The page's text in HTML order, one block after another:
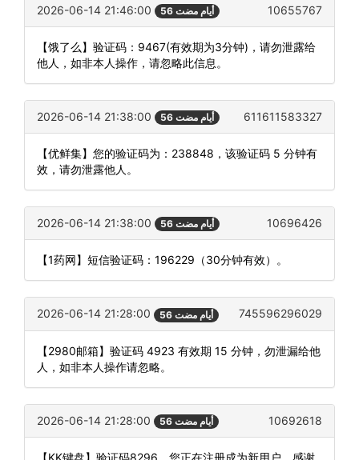
2026-06-14 21:46:00 56 أيام مضت 10655767
【饿了么】验证码：9467(有效期为3分钟)，请勿泄露给
他人，如非本人操作，请忽略此信息。
2026-06-14 21:38:00 56 أيام مضت 611611583327
【优鲜集】您的验证码为：238848，该验证码 5 分钟有
效，请勿泄露他人。
2026-06-14 21:38:00 56 أيام مضت 10696426
【1药网】短信验证码：196229（30分钟有效）。
2026-06-14 21:28:00 56 أيام مضت 745596296029
【2980邮箱】验证码 4923 有效期 15 分钟，勿泄漏给他
人，如非本人操作请忽略。
2026-06-14 21:28:00 56 أيام مضت 10692618
【KK键盘】验证码8296，您正在注册成为新用户，感谢